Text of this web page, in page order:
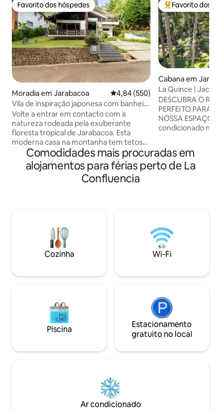
Favorito dos hóspedes
Favorito dos hóspedes
Moradia em Jarabacoa Classificação média de 4,84 em
4,84 (550)
Vila de inspiração japonesa com banheira
de hidromassagem no deck em
Jarabacoa
Volte a entrar em contacto com a
natureza rodeada pela exuberante
floresta tropical de Jarabacoa. Esta
moderna casa na montanha tem tetos
altos, materiais naturais, texturas
contrastantes e acesso a uma piscina
exterior partilhada. A propriedade está
localizada a poucos minutos da cidade
de férias está convenientemente
localizado em frente à churrascaria mais
popular da região e tem uma piscina
comunitária, parque infantil e campos de
para uso exclusivo dos hóspedes. Em
serão assistidos pelo gestor da
propriedade. Se solicitado e disponível,
podem ser fornecidos serviços de
limpeza, incluindo preparação de
refeições (pequeno-almoço, almoço,
jantar) por uma taxa adicional. A
Buena Vista, Jarabacoa. Para contacto
por whattsap +1 202-476-9402. A
localização do resort é estratégica e
com bom acesso, há até linhas de
Favoritos dos
Favorito dos
Cabana em
La Quince |
a montanha
DESCUBRA O
PERFEITO PARA
NOSSA ESPAÇOSA
condicionado nos
churrasqueira e
são necessários
Animais de Estimação - WIFI
montanha, pode
segurança dentro
Comodidades mais procuradas em
alojamentos para férias perto de La
Confluencia
Cozinha Wi-Fi
Piscina
Estacionamento
gratuito no local
Ar condicionado